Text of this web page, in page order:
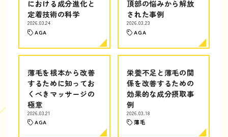
における成分進化と
定着技術の科学
2026.03.24
AGA
頂部の悩みから解放
された事例
2026.03.23
AGA
薄毛を根本から改善
するために知ってお
くべきマッサージの
極意
2026.03.21
AGA
栄養不足と薄毛の関
係を改善するための
効果的な成分摂取事
例
2026.03.18
薄毛